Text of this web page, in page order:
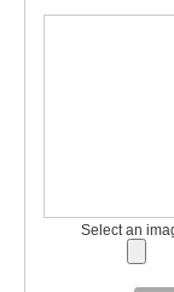
Select an